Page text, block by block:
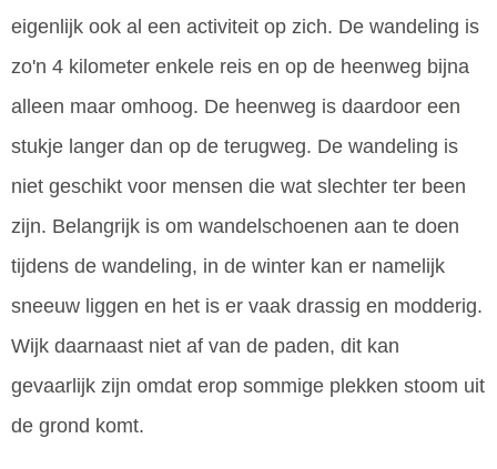
eigenlijk ook al een activiteit op zich. De wandeling is
zo'n 4 kilometer enkele reis en op de heenweg bijna
alleen maar omhoog. De heenweg is daardoor een
stukje langer dan op de terugweg. De wandeling is
niet geschikt voor mensen die wat slechter ter been
zijn. Belangrijk is om wandelschoenen aan te doen
tijdens de wandeling, in de winter kan er namelijk
sneeuw liggen en het is er vaak drassig en modderig.
Wijk daarnaast niet af van de paden, dit kan
gevaarlijk zijn omdat erop sommige plekken stoom uit
de grond komt.